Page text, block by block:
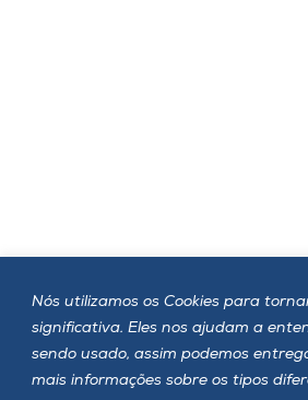
Nós utilizamos os Cookies para
significativa. Eles nos ajudam a
sendo usado, assim podemos
mais informações sobre os tipos